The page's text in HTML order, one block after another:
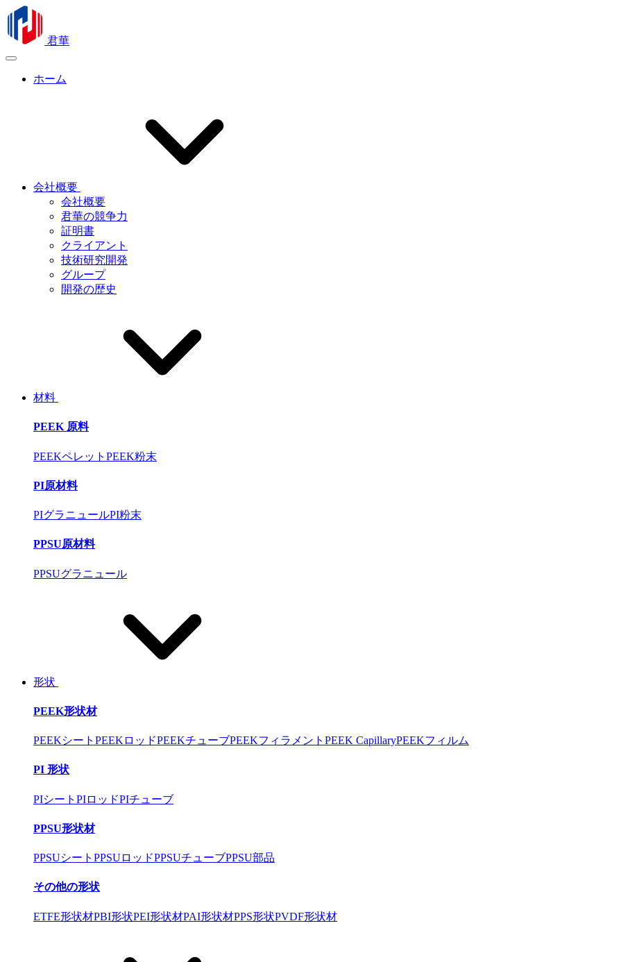
君華
ホーム
会社概要
会社概要
君華の競争力
証明書
クライアント
技術研究開発
グループ
開発の歴史
材料
PEEK 原料
PEEKペレット PEEK粉末
PI原材料
PIグラニュールPI粉末
PPSU原材料
PPSUグラニュール
形状
PEEK形状材
PEEKシート PEEKロッドPEEKチューブPEEKフィラメント PEEK CapillaryPEEKフィルム
PI 形状
PIシート PIロッドPIチューブ
PPSU形状材
PPSUシート PPSUロッドPPSUチューブPPSU部品
その他の形状
ETFE形状材PBI形状PEI形状材PAI形状材PPS形状PVDF形状材